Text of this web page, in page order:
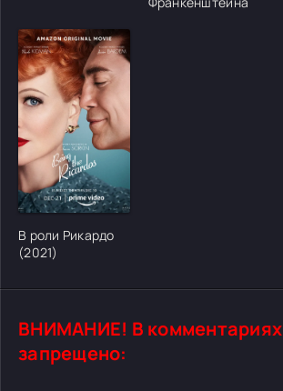
[/xfgiven_cvh_poster_urlcvh_poster_url]
В роли Рикардо
(2021)
ВНИМАНИЕ! В комментариях
запрещено: